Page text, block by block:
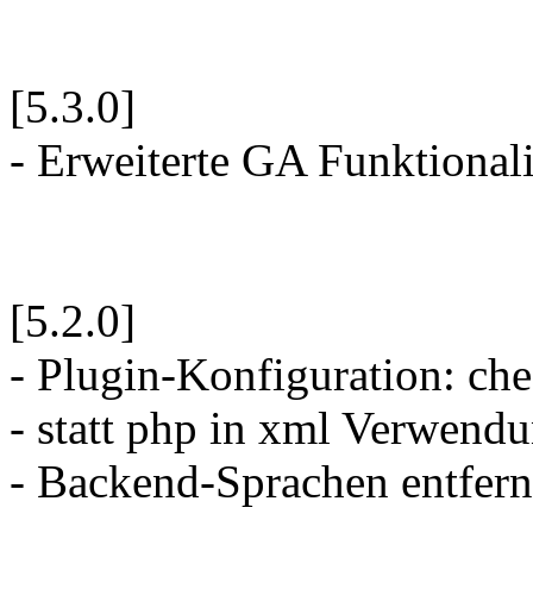
[5.3.0]
- Erweiterte GA
[5.2.0]
- Plugin-Konfiguration:
- statt php in xml
- Backend-Sprachen